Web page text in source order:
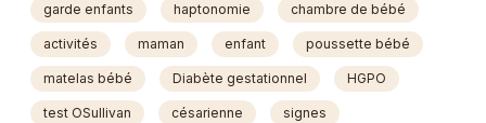
garde enfants haptonomie chambre de bébé
activités maman enfant poussette bébé
matelas bébé Diabète gestationnel HGPO
test OSullivan césarienne signes